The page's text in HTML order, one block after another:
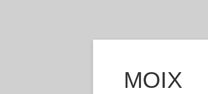
MOIX